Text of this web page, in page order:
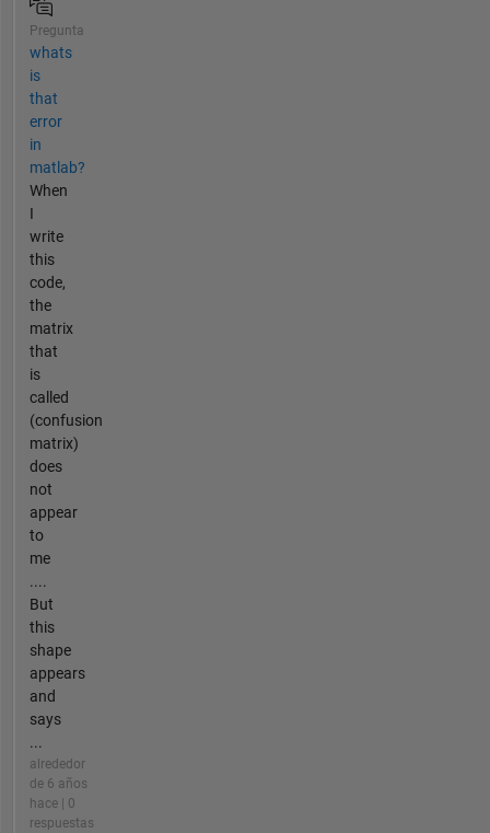
Pregunta
whats
is
that
error
in
matlab?
When
I
write
this
code,
the
matrix
that
is
called
(confusion
matrix)
does
not
appear
to
me
....
But
this
shape
appears
and
says
...
alrededor
de 6 años
hace | 0
respuestas